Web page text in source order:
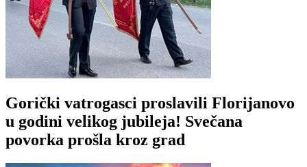
Gorički vatrogasci proslavili Florijanovo
u godini velikog jubileja! Svečana
povorka prošla kroz grad